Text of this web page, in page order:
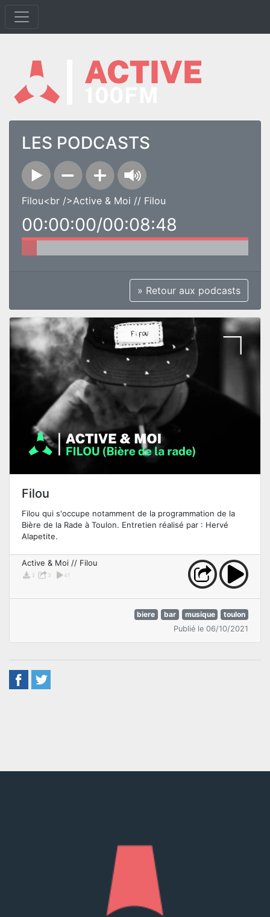
LES PODCASTS
Filou<br />Active & Moi // Filou
00:00:00/00:08:48
» Retour aux podcasts
Filou
Filou qui s'occupe notamment de la programmation de la
Bière de la Rade à Toulon. Entretien réalisé par : Hervé
Alapetite.
Active & Moi // Filou
3 3 41
biere bar musique
toulon
Publié le 06/10/2021